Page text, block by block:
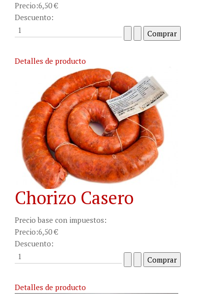
Precio:6,50 €
Descuento:
Detalles de producto
Chorizo Casero
Precio base con impuestos:
Precio:6,50 €
Descuento:
Detalles de producto